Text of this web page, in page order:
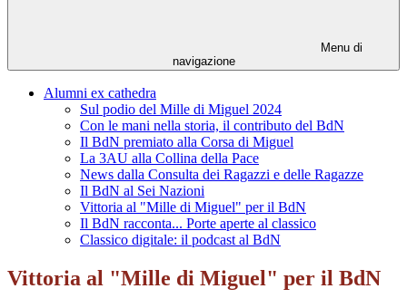
Menu di
navigazione
Alumni ex cathedra
Sul podio del Mille di Miguel 2024
Con le mani nella storia, il contributo del BdN
Il BdN premiato alla Corsa di Miguel
La 3AU alla Collina della Pace
News dalla Consulta dei Ragazzi e delle Ragazze
Il BdN al Sei Nazioni
Vittoria al "Mille di Miguel" per il BdN
Il BdN racconta... Porte aperte al classico
Classico digitale: il podcast al BdN
Vittoria al "Mille di Miguel" per il BdN